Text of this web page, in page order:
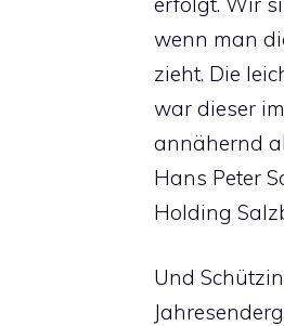
wenn man
zieht. Die
war dieser
annähernd
Hans Peter
Holding
Und